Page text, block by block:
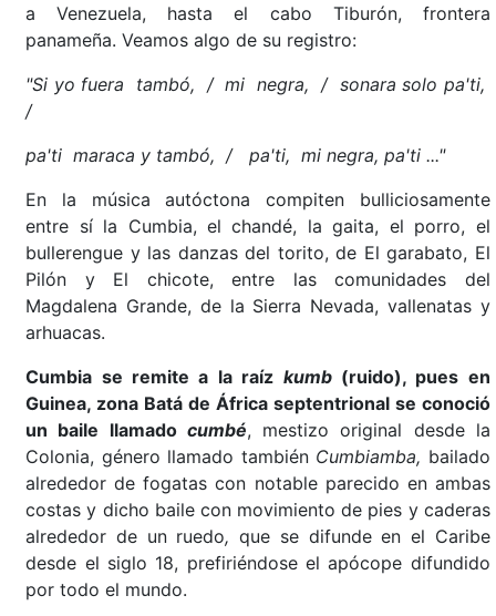
a Venezuela, hasta el cabo Tiburón, frontera
panameña. Veamos algo de su registro:
"Si yo fuera tambó, / mi negra, / sonara solo pa'ti,
/
pa'ti maraca y tambó, / pa'ti, mi negra, pa'ti ..."
En la música autóctona compiten bulliciosamente
entre sí la Cumbia, el chandé, la gaita, el porro, el
bullerengue y las danzas del torito, de El garabato, El
Pilón y El chicote, entre las comunidades del
Magdalena Grande, de la Sierra Nevada, vallenatas y
arhuacas.
Cumbia se remite a la raíz kumb (ruido), pues en
Guinea, zona Batá de África septentrional se conoció
un baile llamado cumbé, mestizo original desde la
Colonia, género llamado también Cumbiamba, bailado
alrededor de fogatas con notable parecido en ambas
costas y dicho baile con movimiento de pies y caderas
alrededor de un ruedo,que se difunde en el Caribe
desde el siglo 18, prefiriéndose el apócope difundido
por todo el mundo.